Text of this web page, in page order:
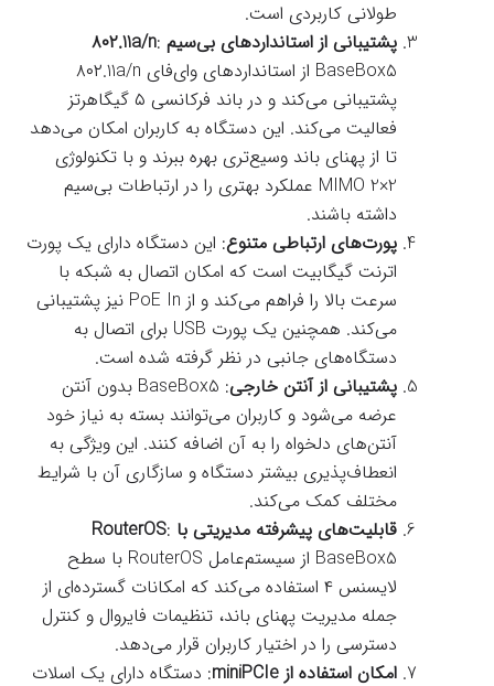
طولانی کاربردی است.
پشتیبانی از استانداردهای بی‌سیم ۸۰۲.11a/n :
BaseBox5 از استانداردهای وای‌فای ۸۰۲.11a/n
پشتیبانی می‌کند و در باند فرکانسی ۵ گیگاهرتز
فعالیت می‌کند. این دستگاه به کاربران امکان می‌دهد
تا از پهنای باند وسیع‌تری بهره ببرند و با تکنولوژی
MIMO 2×2 عملکرد بهتری را در ارتباطات بی‌سیم
داشته باشند.
پورت‌های ارتباطی متنوع: این دستگاه دارای یک پورت
اترنت گیگابیت است که امکان اتصال به شبکه با
سرعت بالا را فراهم می‌کند و از PoE In نیز پشتیبانی
می‌کند. همچنین یک پورت USB برای اتصال به
دستگاه‌های جانبی در نظر گرفته شده است.
پشتیبانی از آنتن خارجی
: BaseBox5 بدون آنتن
عرضه می‌شود و کاربران می‌توانند بسته به نیاز خود
آنتن‌های دلخواه را به آن اضافه کنند. این ویژگی به
انعطاف‌پذیری بیشتر دستگاه و سازگاری آن با شرایط
مختلف کمک می‌کند.
قابلیت‌های پیشرفته مدیریتی با RouterOS :
BaseBox5 از سیستم‌عامل RouterOS با سطح
لایسنس ۴ استفاده می‌کند که امکانات گسترده‌ای از
جمله مدیریت پهنای باند، تنظیمات فایروال و کنترل
دسترسی را در اختیار کاربران قرار می‌دهد.
امکان استفاده از miniPCIe
: دستگاه دارای یک اسلات